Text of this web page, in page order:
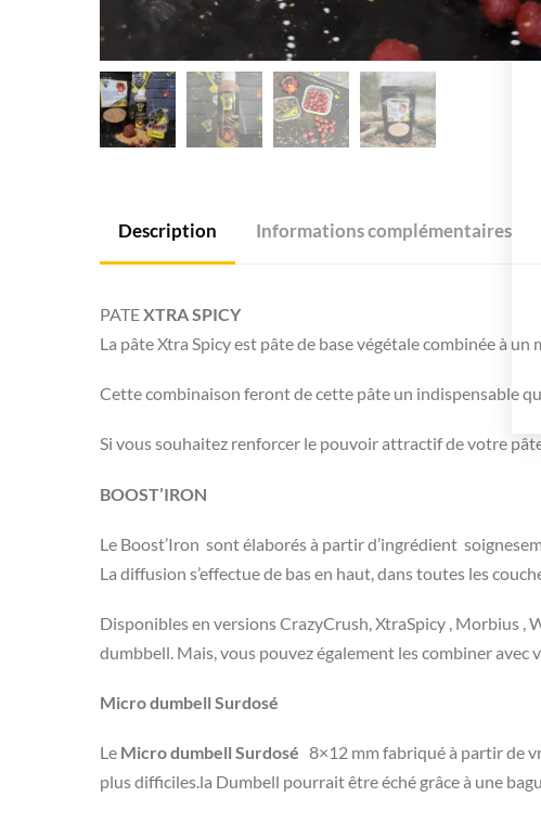
Description Informations complémentaires
PATEXTRA SPICY
La pâte Xtra Spicy est pâte de base végétale combinée à
Cette combinaison feront de cette pâte un indispensable
Si vous souhaitez renforcer le pouvoir attractif de votre
BOOST’IRON
Le Boost’Iron sont élaborés à partir d’ingrédient
La diffusion s’effectue de bas en haut, dans toutes les
Disponibles en versions CrazyCrush, XtraSpicy , Morbius
dumbbell. Mais, vous pouvez également les combiner
Micro dumbell Surdosé
Le Micro dumbell Surdosé 8×12 mm fabriqué à partir de
plus difficiles.la Dumbell pourrait être éché grâce à une